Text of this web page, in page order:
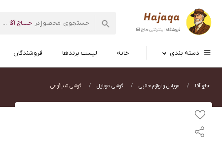
فروشگاه اینترنتیحاج آقا
در حــــاج آقا ...
دسته بندی خانه لیست برندها فروشندگان
حاج آقا موبایل و لوازم جانبی گوشی موبایل گوشی شیائومی